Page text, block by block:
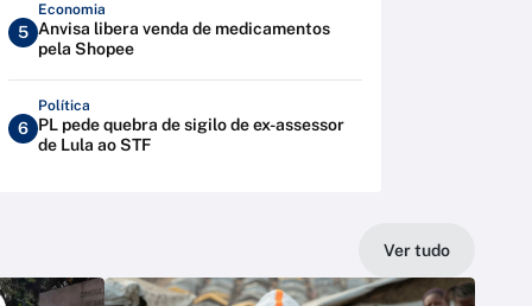
5
Economia
Anvisa libera venda de medicamentos
pela Shopee
6
Política
PL pede quebra de sigilo de ex-assessor
de Lula ao STF
Ver tudo